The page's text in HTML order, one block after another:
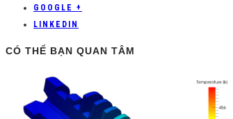
GOOGLE +
LINKEDIN
CÓ THỂ BẠN QUAN TÂM